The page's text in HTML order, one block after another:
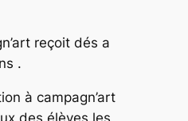
reçoit dés a
.
à campagn’art
des élèves les